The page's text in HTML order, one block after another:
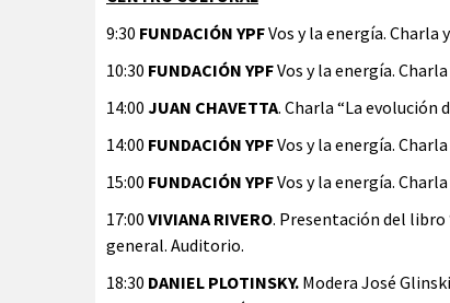
9:30 FUNDACIÓN YPFVos y la energía. Charla
10:30 FUNDACIÓN YPFVos y la energía.
14:00 JUAN CHAVETTA. Charla “La evolución
14:00 FUNDACIÓN YPFVos y la energía.
15:00 FUNDACIÓN YPFVos y la energía.
17:00 VIVIANA RIVERO. Presentación del libro
general. Auditorio.
18:30 DANIEL PLOTINSKY. Modera José